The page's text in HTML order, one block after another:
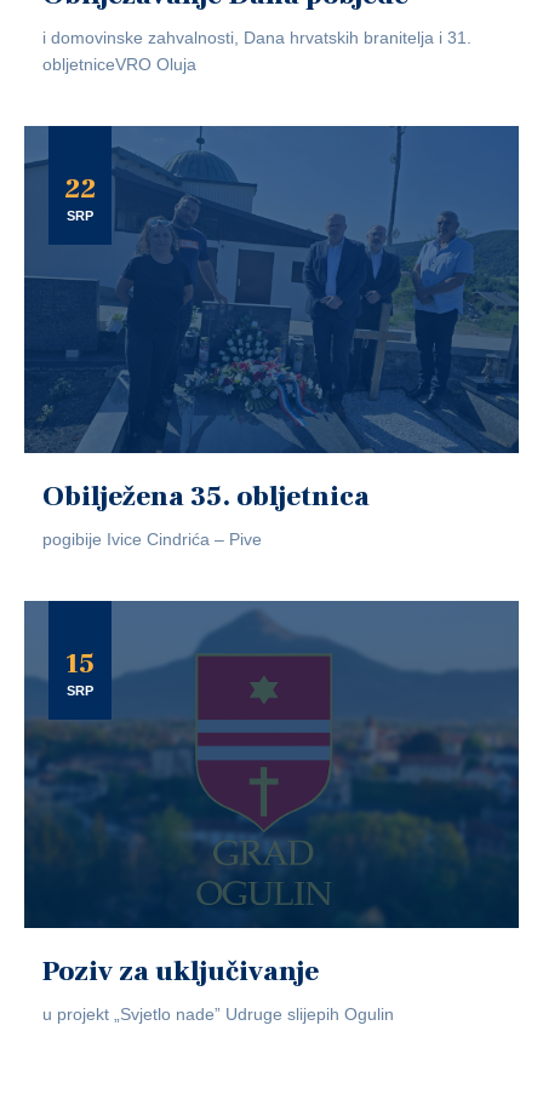
i domovinske zahvalnosti, Dana hrvatskih branitelja i 31.
obljetniceVRO Oluja
22
SRP
Obilježena 35. obljetnica
pogibije Ivice Cindrića – Pive
15
SRP
Poziv za uključivanje
u projekt „Svjetlo nade” Udruge slijepih Ogulin